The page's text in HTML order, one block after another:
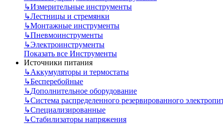
↳Измерительные инструменты
↳Лестницы и стремянки
↳Монтажные инструменты
↳Пневмоинструменты
↳Электроинструменты
Показать все Инструменты
Источники питания
↳Аккумуляторы и термостаты
↳Бесперебойные
↳Дополнительное оборудование
↳Система распределенного резервированного
↳Специализированные
↳Стабилизаторы напряжения